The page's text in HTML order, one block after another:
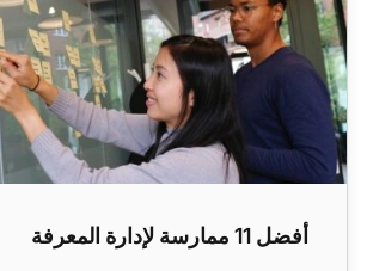
أفضل 11 ممارسة لإدارة المعرفة